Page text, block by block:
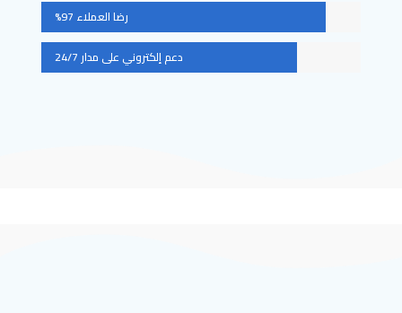
رضا العملاء 97%
دعم إلكتروني على مدار 24/7